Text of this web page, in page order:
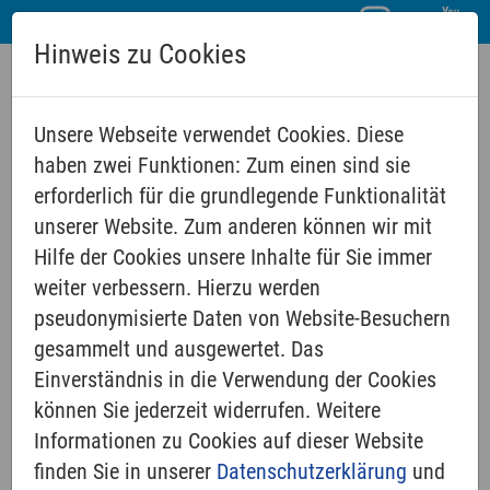
WIR
Pfarramt
Presbyterium
Kinder & Jugend
Hinweis zu Cookies
Unsere Webseite verwendet Cookies. Diese
haben zwei Funktionen: Zum einen sind sie
erforderlich für die grundlegende Funktionalität
unserer Website. Zum anderen können wir mit
Hilfe der Cookies unsere Inhalte für Sie immer
weiter verbessern. Hierzu werden
pseudonymisierte Daten von Website-Besuchern
gesammelt und ausgewertet. Das
Einverständnis in die Verwendung der Cookies
können Sie jederzeit widerrufen. Weitere
Informationen zu Cookies auf dieser Website
finden Sie in unserer Datenschutzerklärung und